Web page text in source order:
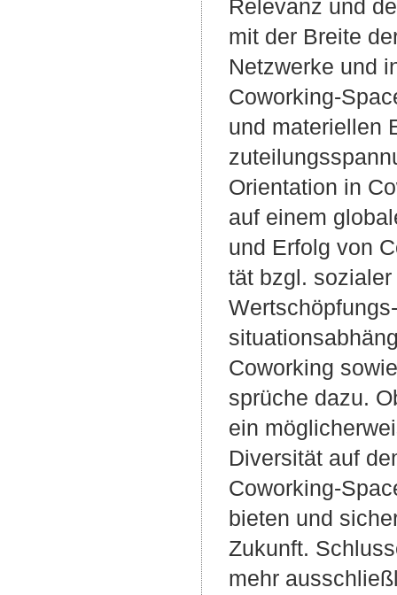
Relevanz und
mit der Breite
Netzwerke und
Coworking-
und materiellen
Orientation in
auf einem
und Erfolg von
tät bzgl.
Coworking
sprüche dazu.
ein
Diversität auf
Coworking-
bieten und
Zukunft.
mehr